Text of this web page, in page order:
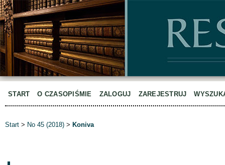
START O CZASOPIŚMIE ZALOGUJ ZAREJESTRUJ
Start > No 45 (2018) > Koniva